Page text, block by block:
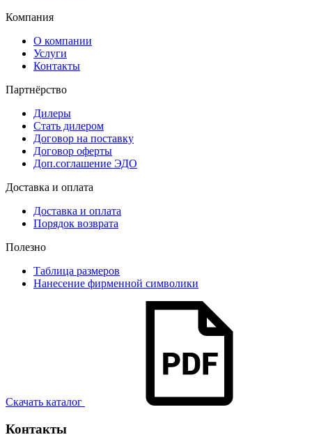
Компания
О компании
Услуги
Контакты
Партнёрство
Дилеры
Стать дилером
Договор на поставку
Договор оферты
Доп.соглашение ЭДО
Доставка и оплата
Доставка и оплата
Порядок возврата
Полезно
Таблица размеров
Нанесение фирменной символики
Скачать каталог
Контакты